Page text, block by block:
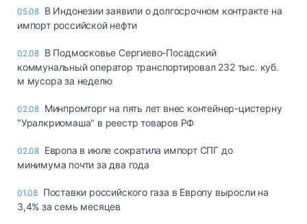
05.08 В Индонезии заявили о долгосрочном контракте на
импорт российской нефти
02.08 В Подмосковье Сергиево-Посадский
коммунальный оператор транспортировал 232 тыс. куб.
м мусора за неделю
02.08 Минпромторг на пять лет внес контейнер-цистерну
"Уралкриомаша" в реестр товаров РФ
02.08 Европа в июле сократила импорт СПГ до
минимума почти за два года
01.08 Поставки российского газа в Европу выросли на
3,4% за семь месяцев